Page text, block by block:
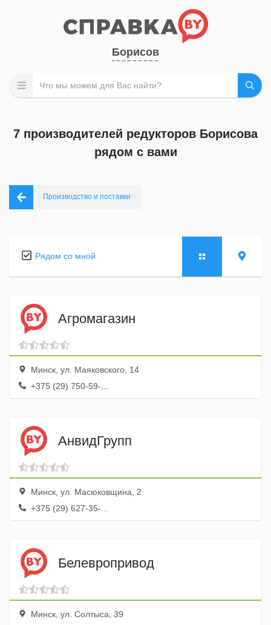
Борисов
7 производителей редукторов Борисова
рядом с вами
Производство и поставки
Рядом со мной
Агромагазин
Минск, ул. Маяковского, 14
+375 (29) 750-59-...
АнвидГрупп
Минск, ул. Масюковщина, 2
+375 (29) 627-35-...
Белевропривод
Минск, ул. Солтыса, 39